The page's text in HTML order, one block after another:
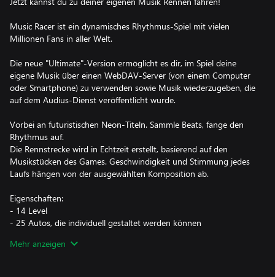
Music Racer ist ein dynamisches Rhythmus-Spiel mit vielen
Millionen Fans in aller Welt.
Die neue "Ultimate"-Version ermöglicht es dir, im Spiel deine
eigene Musik über einen WebDAV-Server (von einem Computer
oder Smartphone) zu verwenden sowie Musik wiederzugeben, die
auf dem Audius-Dienst veröffentlicht wurde.
Vorbei an futuristischen Neon-Titeln. Sammle Beats, fange den
Rhythmus auf.
Die Rennstrecke wird in Echtzeit erstellt, basierend auf den
Musikstücken des Games. Geschwindigkeit und Stimmung jedes
Laufs hängen von der ausgewählten Komposition ab.
Eigenschaften:
- 14 Level
- 25 Autos, die individuell gestaltet werden können
- 4 Spielmodi
Mehr anzeigen